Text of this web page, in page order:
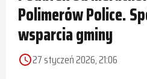
Polimerów Police.
wsparcia gminy
access_time27 styczeń 2026, 21:06